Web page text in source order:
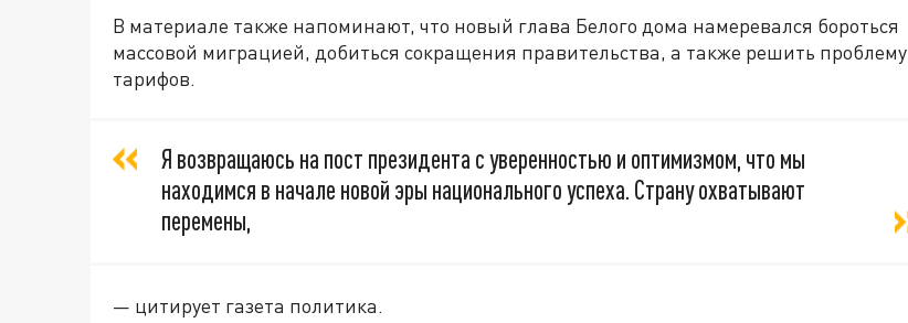
В материале также напоминают, что новый глава Белого дома намеревался бороться
массовой миграцией, добиться сокращения правительства, а также решить проблему
тарифов.
Я возвращаюсь на пост президента с уверенностью и оптимизмом, что мы
находимся в начале новой эры национального успеха. Страну охватывают
перемены,
— цитирует газета политика.